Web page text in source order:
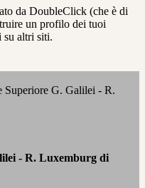
da DoubleClick (che è di
un profilo dei tuoi
su altri siti.
Superiore G. Galilei - R.
- R. Luxemburg di